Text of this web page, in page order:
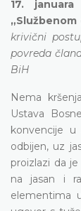
17.
krivični
povreda
BiH
Nema
Ustava
konvencije
odbijen, uz
proizlazi da
na jasan i
elementima